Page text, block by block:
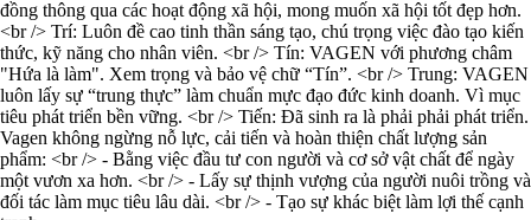
đồng thông qua các hoạt động xã hội, mong muốn xã hội tốt đẹp hơn.
<br /> Trí: Luôn đề cao tinh thần sáng tạo, chú trọng việc đào tạo kiến
thức, kỹ năng cho nhân viên. <br /> Tín: VAGEN với phương châm
"Hứa là làm". Xem trọng và bảo vệ chữ “Tín”. <br /> Trung: VAGEN
luôn lấy sự “trung thực” làm chuẩn mực đạo đức kinh doanh. Vì mục
tiêu phát triển bền vững. <br /> Tiến: Đã sinh ra là phải phải phát triển.
Vagen không ngừng nỗ lực, cải tiến và hoàn thiện chất lượng sản
phẩm: <br /> - Bằng việc đầu tư con người và cơ sở vật chất để ngày
một vươn xa hơn. <br /> - Lấy sự thịnh vượng của người nuôi trồng và
đối tác làm mục tiêu lâu dài. <br /> - Tạo sự khác biệt làm lợi thế cạnh